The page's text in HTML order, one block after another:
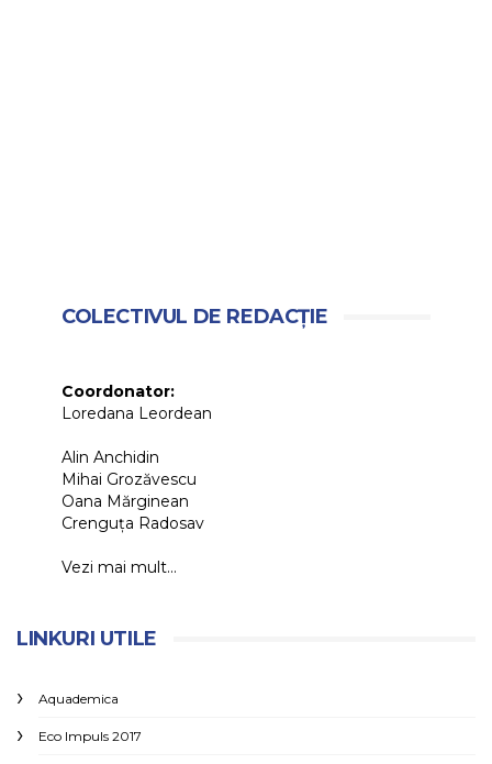
COLECTIVUL DE REDACȚIE
Coordonator:
Loredana Leordean
Alin Anchidin
Mihai Grozăvescu
Oana Mărginean
Crenguța Radosav
Vezi mai mult...
LINKURI UTILE
Aquademica
Eco Impuls 2017